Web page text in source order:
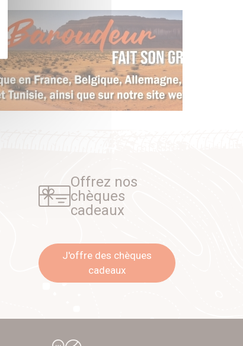
Offrez nos
chèques
cadeaux
J'offre des chèques
cadeaux